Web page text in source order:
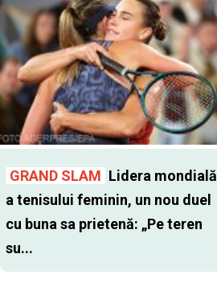
GRAND SLAM Lidera mondială
a tenisului feminin, un nou duel
cu buna sa prietenă: „Pe teren
su...